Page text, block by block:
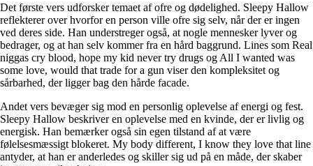
Det første vers udforsker temaet af ofre og dødelighed. Sleepy Hallow
reflekterer over hvorfor en person ville ofre sig selv, når der er ingen
ved deres side. Han understreger også, at nogle mennesker lyver og
bedrager, og at han selv kommer fra en hård baggrund. Lines som Real
niggas cry blood, hope my kid never try drugs og All I wanted was
some love, would that trade for a gun viser den kompleksitet og
sårbarhed, der ligger bag den hårde facade.
Andet vers bevæger sig mod en personlig oplevelse af energi og fest.
Sleepy Hallow beskriver en oplevelse med en kvinde, der er livlig og
energisk. Han bemærker også sin egen tilstand af at være
følelsesmæssigt blokeret. My body different, I know they love that line
antyder, at han er anderledes og skiller sig ud på en måde, der skaber